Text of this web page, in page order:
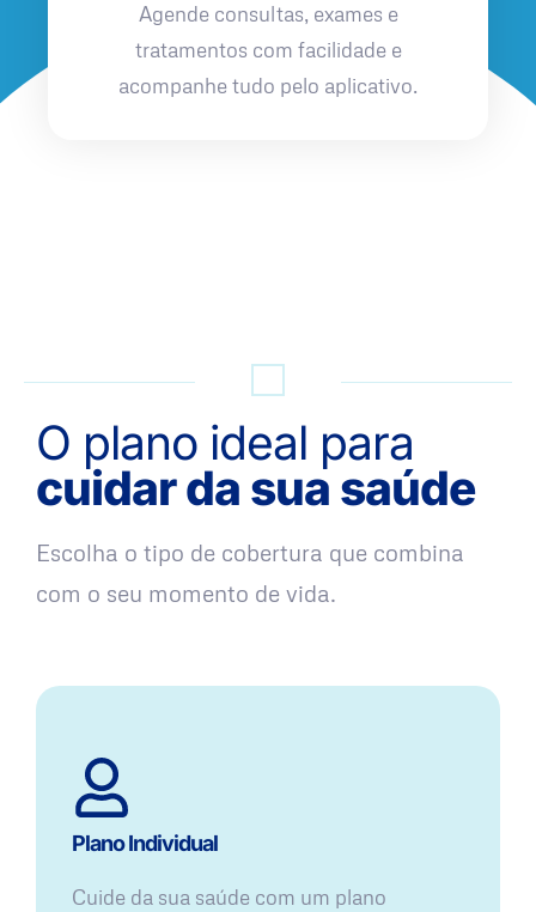
Agende consultas, exames e
tratamentos com facilidade e
acompanhe tudo pelo aplicativo.
O plano ideal para
cuidar da sua saúde
Escolha o tipo de cobertura que combina
com o seu momento de vida.
Plano Individual
Cuide da sua saúde com um plano